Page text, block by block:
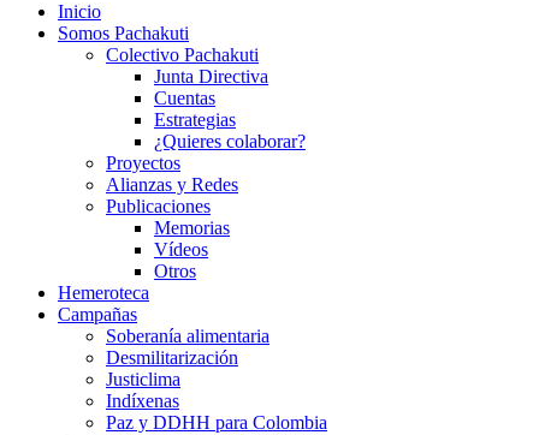
Inicio
Somos Pachakuti
Colectivo Pachakuti
Junta Directiva
Cuentas
Estrategias
¿Quieres colaborar?
Proyectos
Alianzas y Redes
Publicaciones
Memorias
Vídeos
Otros
Hemeroteca
Campañas
Soberanía alimentaria
Desmilitarización
Justiclima
Indíxenas
Paz y DDHH para Colombia